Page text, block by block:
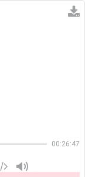
00:26:47